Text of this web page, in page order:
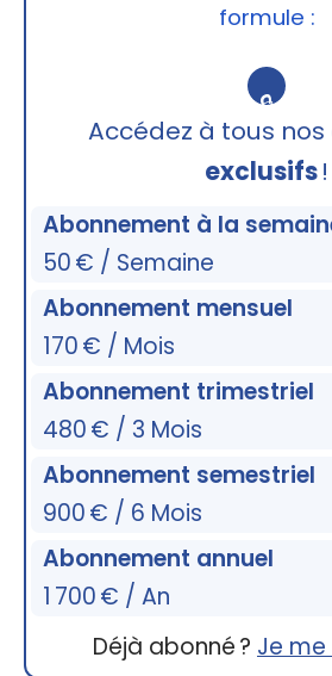
formule :
🔒
Accédez à tous
exclusifs!
Abonnement à la
50 € / Semaine
Abonnement mensuel
170 € / Mois
Abonnement trimestriel
480 € / 3 Mois
Abonnement semestriel
900 € / 6 Mois
Abonnement annuel
1 700 € / An
Déjà abonné ? Je